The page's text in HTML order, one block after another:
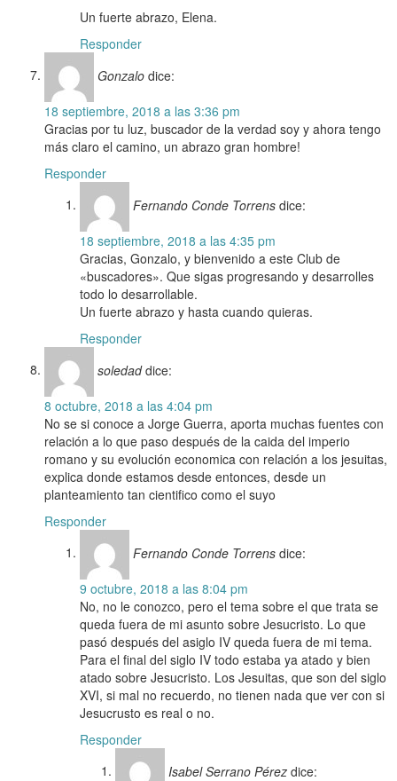
Un fuerte abrazo, Elena.
Responder
Gonzalo dice:
18 septiembre, 2018 a las 3:36 pm
Gracias por tu luz, buscador de la verdad soy y ahora tengo
más claro el camino, un abrazo gran hombre!
Responder
Fernando Conde Torrens dice:
18 septiembre, 2018 a las 4:35 pm
Gracias, Gonzalo, y bienvenido a este Club de
«buscadores». Que sigas progresando y desarrolles
todo lo desarrollable.
Un fuerte abrazo y hasta cuando quieras.
Responder
soledad dice:
8 octubre, 2018 a las 4:04 pm
No se si conoce a Jorge Guerra, aporta muchas fuentes con
relación a lo que paso después de la caida del imperio
romano y su evolución economica con relación a los jesuitas,
explica donde estamos desde entonces, desde un
planteamiento tan cientifico como el suyo
Responder
Fernando Conde Torrens dice:
9 octubre, 2018 a las 8:04 pm
No, no le conozco, pero el tema sobre el que trata se
queda fuera de mi asunto sobre Jesucristo. Lo que
pasó después del asiglo IV queda fuera de mi tema.
Para el final del siglo IV todo estaba ya atado y bien
atado sobre Jesucristo. Los Jesuitas, que son del siglo
XVI, si mal no recuerdo, no tienen nada que ver con si
Jesucrusto es real o no.
Responder
Isabel Serrano Pérez dice: